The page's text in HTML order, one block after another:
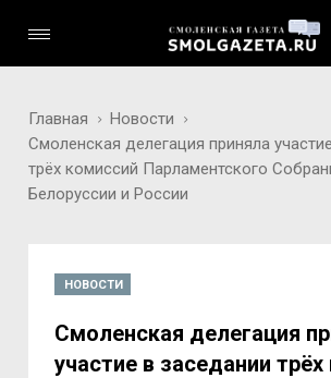
Главная
Новости
Смоленская делегация приняла
трёх комиссий Парламентского
Белоруссии и России
НОВОСТИ
Смоленская делегация
участие в заседании